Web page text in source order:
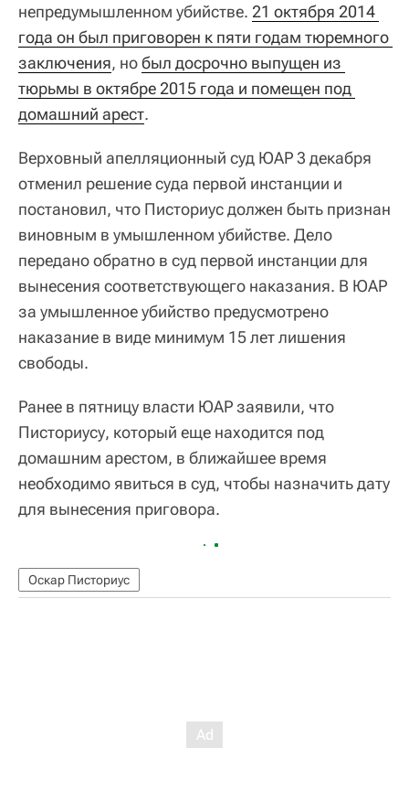
непредумышленном убийстве. 21 октября 2014
года он был приговорен к пяти годам тюремного
заключения, нобыл досрочно выпущен из
тюрьмы в октябре 2015 года и помещен под
домашний арест.
Верховный апелляционный суд ЮАР 3 декабря
отменил решение суда первой инстанции и
постановил, что Писториус должен быть признан
виновным в умышленном убийстве. Дело
передано обратно в суд первой инстанции для
вынесения соответствующего наказания. В ЮАР
за умышленное убийство предусмотрено
наказание в виде минимум 15 лет лишения
свободы.
Ранее в пятницу власти ЮАР заявили, что
Писториусу, который еще находится под
домашним арестом, в ближайшее время
необходимо явиться в суд, чтобы назначить дату
для вынесения приговора.
Оскар Писториус